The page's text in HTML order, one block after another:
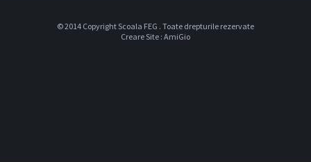
© 2014 Copyright Scoala FEG . Toate drepturile rezervate
Creare Site : AmiGio